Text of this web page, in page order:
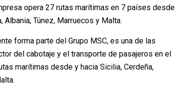
opera 27 rutas marítimas en 7 países desde
Albania, Túnez, Marruecos y Malta.
forma parte del Grupo MSC, es una de las
del cabotaje y el transporte de pasajeros en el
marítimas desde y hacia Sicilia, Cerdeña,